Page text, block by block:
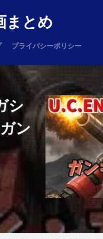
まとめ
プライバシーポリシー
シ
ン